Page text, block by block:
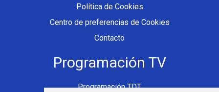
Política de Cookies
Centro de preferencias de Cookies
Contacto
Programación TV
Programación TDT